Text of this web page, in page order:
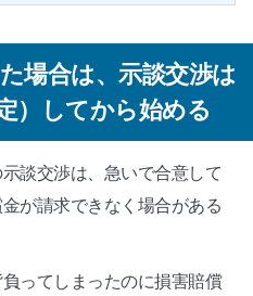
場合は、示談交渉は
）してから始める
談交渉は、急いで合意して
が請求できなく場合がある
ってしまったのに損害賠償